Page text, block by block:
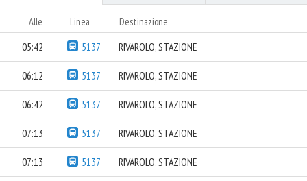
Alle Linea Destinazione
05:42 5137 RIVAROLO, STAZIONE
06:12 5137 RIVAROLO, STAZIONE
06:42 5137 RIVAROLO, STAZIONE
07:13 5137 RIVAROLO, STAZIONE
07:13 5137 RIVAROLO, STAZIONE